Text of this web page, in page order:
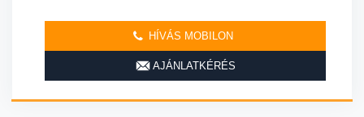
HÍVÁS MOBILON
AJÁNLATKÉRÉS